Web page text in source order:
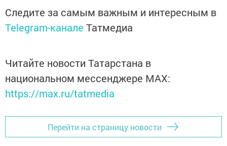
Следите за самым важным и интересным в
Telegram-канале Татмедиа
Читайте новости Татарстана в
национальном мессенджере MАХ:
https://max.ru/tatmedia
Перейти на страницу новости